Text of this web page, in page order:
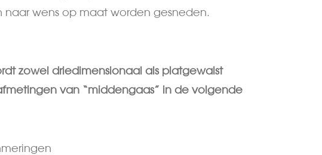
wens op maat worden gesneden.
zowel driedimensionaal als platgewalst
van “middengaas” in de volgende